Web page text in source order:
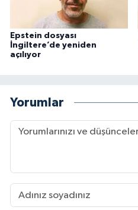
Epstein dosyası
İngiltere’de yeniden
açılıyor
Yorumlar